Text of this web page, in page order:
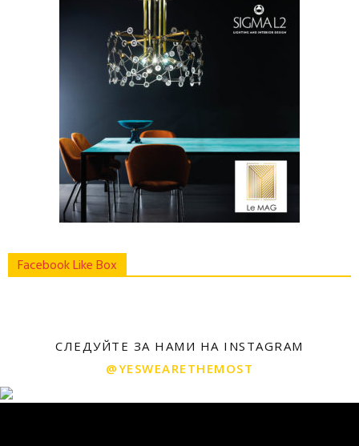
Facebook Like Box
СЛЕДУЙТЕ ЗА НАМИ НА INSTAGRAM
@YESWEARETHEMOST